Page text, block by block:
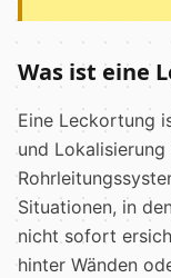
Was ist eine
Eine Leckortung
und
Situationen, in
nicht sofort
hinter Wänden